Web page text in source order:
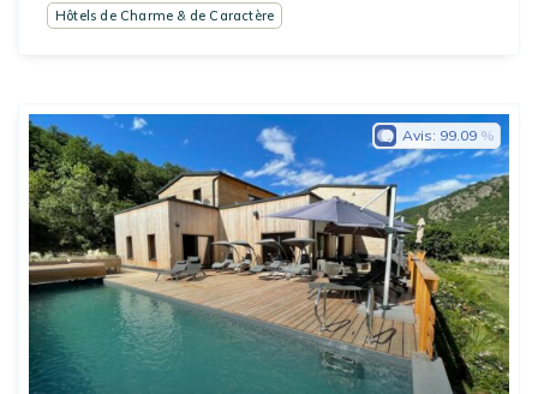
Hôtels de Charme & de Caractère
Avis: 99.09